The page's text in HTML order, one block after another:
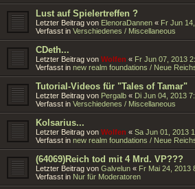
Lust auf Spielertreffen ?
Letzter Beitrag von ElenoraDannen « Fr Jun
Verfasst in Verschiedenes / Miscellaneous
CDeth...
Letzter Beitrag von Wolfen « Fr Jun 07, 2013
Verfasst in new realm foundations / Neue
Tutorial-Videos für "Tales of Tamar"
Letzter Beitrag von Pergalb « Di Jun 04, 2013
Verfasst in Verschiedenes / Miscellaneous
Kolsarius...
Letzter Beitrag von Wolfen « Sa Jun 01, 2013
Verfasst in new realm foundations / Neue
(64069)Reich tod mit 4 Mrd. VP???
Letzter Beitrag von Galvelun « Fr Mai 24, 2013
Verfasst in Nur für Moderatoren